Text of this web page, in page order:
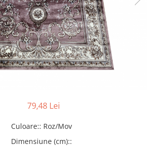
79,48 Lei
Culoare:: Roz/Mov
Dimensiune (cm)::